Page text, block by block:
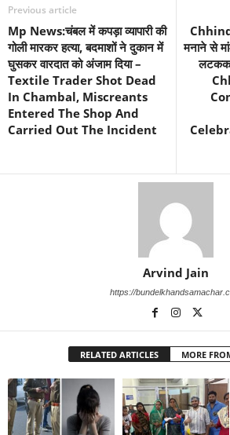
Previous article
Mp News:चंबल में कपड़ा व्यापारी की
गोली मारकर हत्या, बदमाशों ने दुकान में
घुसकर वारदात को अंजाम दिया –
Textile Trader Shot Dead
In Chambal, Miscreants
Entered The Shop And
Carried Out The Incident
मनाने से
Arvind Jain
https://
RELATED ARTICLES MORE